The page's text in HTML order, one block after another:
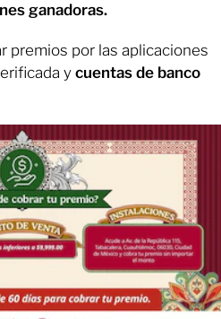
ganadoras.
premios por las aplicaciones
y cuentas de banco